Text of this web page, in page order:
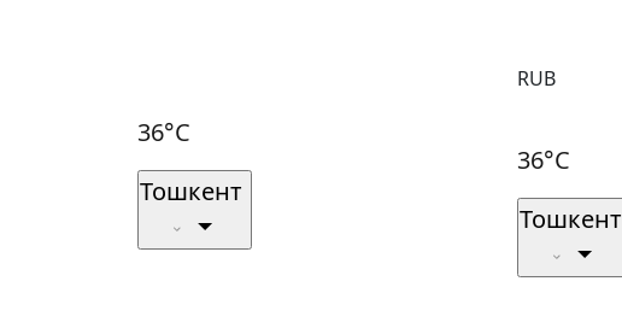
36°C
Тошкент
RUB
36°C
Тошкент